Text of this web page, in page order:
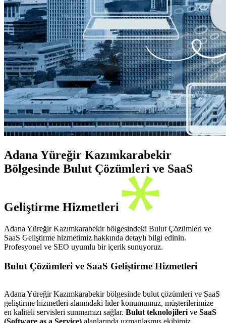
Adana Yüreğir Kazımkarabekir
Bölgesinde Bulut Çözümleri ve SaaS
Geliştirme Hizmetleri
Adana Yüreğir Kazımkarabekir bölgesindeki Bulut Çözümleri ve
SaaS Geliştirme hizmetimiz hakkında detaylı bilgi edinin.
Profesyonel ve SEO uyumlu bir içerik sunuyoruz.
Bulut Çözümleri ve SaaS Geliştirme Hizmetleri
Adana Yüreğir Kazımkarabekir bölgesinde bulut çözümleri ve SaaS
geliştirme hizmetleri alanındaki lider konumumuz, müşterilerimize
en kaliteli servisleri sunmamızı sağlar. Bulut teknolojileri ve SaaS
(Software as a Service) alanlarında uzmanlaşmış ekibimiz,